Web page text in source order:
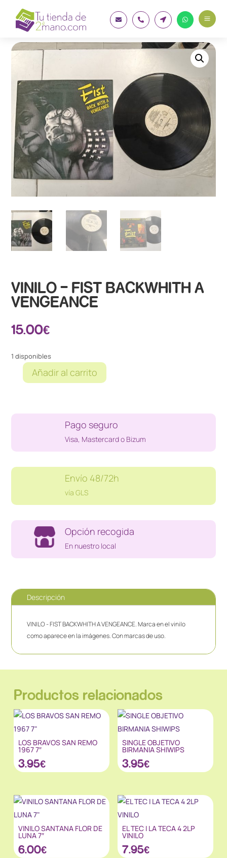
    a
VINILO – FIST BACKWHITH A
VENGEANCE
15.00€
1 disponibles
VINILO
BACKWHITH
cantidad
Añadir al carrito
Pago seguro
Visa, Mastercard o Bizum
Envío 48/72h
vía GLS
Opción recogida
En nuestro local
Descripción
VINILO - FIST BACKWHITH A VENGEANCE. Marca en el vinilo
como aparece en la imágenes. Con marcas de uso.
Productos relacionados
LOS BRAVOS SAN REMO
1967 7″
3.95€
SINGLE OBJETIVO
BIRMANIA SHIWIPS
3.95€
VINILO SANTANA FLOR DE
LUNA 7″
6.00€
EL TEC I LA TECA 4 2LP
VINILO
7.95€